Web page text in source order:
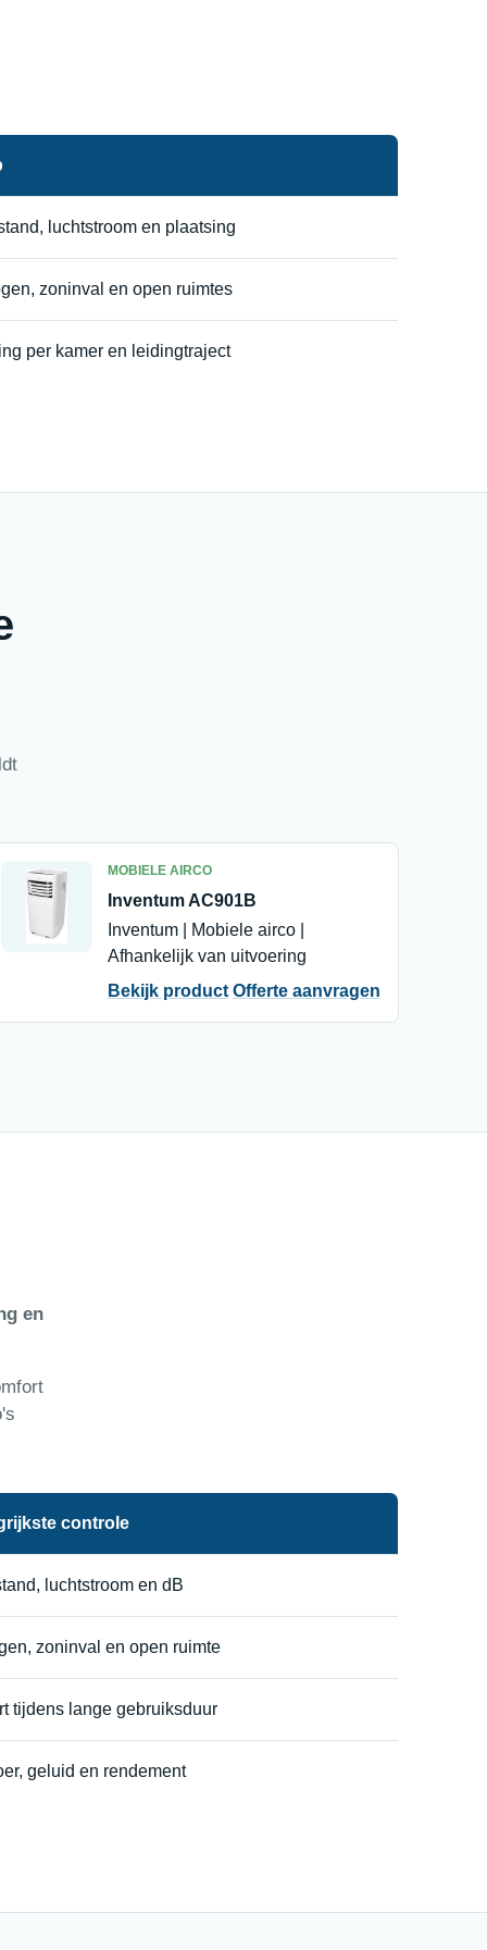
luchtstroom en plaatsing
zoninval en open ruimtes
per kamer en leidingtraject
MOBIELE AIRCO
Inventum AC901B
Inventum | Mobiele airco |
Afhankelijk van uitvoering
Bekijk product Offerte aanvragen
en
controle
luchtstroom en dB
zoninval en open ruimte
tijdens lange gebruiksduur
geluid en rendement